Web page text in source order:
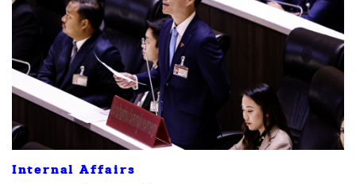
Internal Affairs